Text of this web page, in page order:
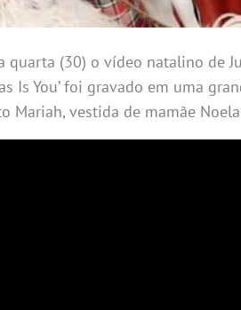
quarta (30) o vídeo natalino de
Is You’ foi gravado em uma
Mariah, vestida de mamãe